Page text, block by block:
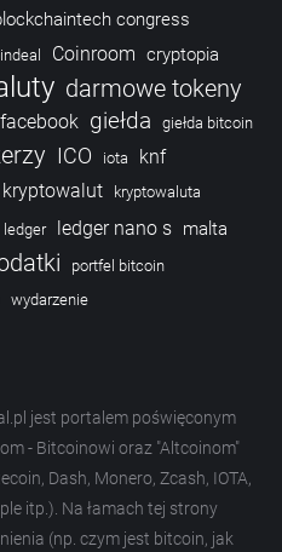
congress
Coinroom cryptopia
darmowe tokeny
facebook giełda giełda bitcoin
ICO iota knf
kryptowaluta
ledger ledger nano s malta
portfel bitcoin
wydarzenie
jest portalem poświęconym
- Bitcoinowi oraz "Altcoinom"
Dash, Monero, Zcash, IOTA,
itp.). Na łamach tej strony
(np. czym jest bitcoin, jak